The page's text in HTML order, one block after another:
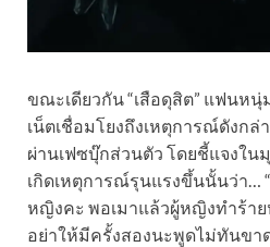
ขณะเดียวกัน “เสือดุสิต” แฟนห
เน็ตเชื่อมโยงถึงเหตุการณ์ดังกล่
ผ่านเฟซบุ๊กส่วนตัว โดยชี้แจงใน
เกิดเหตุการณ์รุนแรงขึ้นนั้นว่า…
หญิงคะ พอเมาแล้วผู้หญิงทำร้า
อย่าให้มีครั้งสองนะพูดไม่ทันขา